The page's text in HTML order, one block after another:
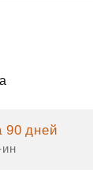
90 дней